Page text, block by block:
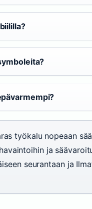
työkalu nopeaan
ja
seurantaan ja